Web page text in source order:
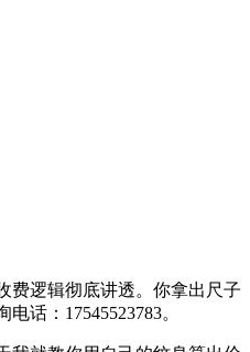
费逻辑彻底讲透。你拿出尺子
话：17545523783。